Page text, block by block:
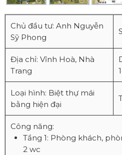
Chủ đầu tư: Anh Nguyễn
Sỹ Phong
Địa chỉ: Vĩnh Hoà, Nhà
Trang
Loại hình: Biệt thự mái
bằng hiện đại
Công năng:
Tầng 1: Phòng khách,
2 wc